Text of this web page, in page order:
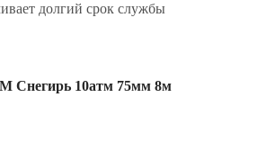
долгий срок службы
Снегирь 10атм 75мм 8м